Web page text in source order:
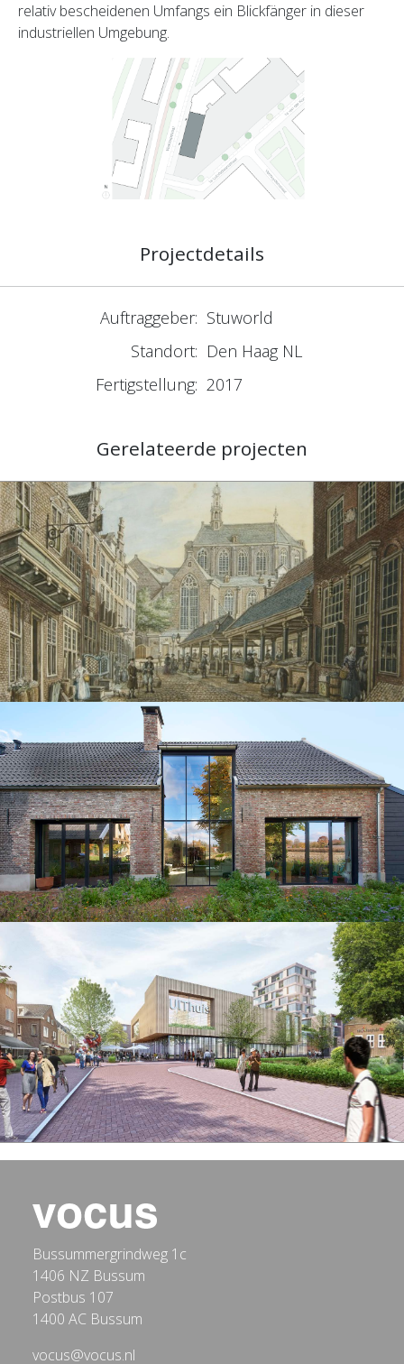
relativ bescheidenen Umfangs ein Blickfänger in dieser
industriellen Umgebung.
Projectdetails
Auftraggeber: Stuworld
Standort: Den Haag NL
Fertigstellung: 2017
Gerelateerde projecten
Bussummergrindweg 1c
1406 NZ Bussum
Postbus 107
1400 AC Bussum
vocus@vocus.nl